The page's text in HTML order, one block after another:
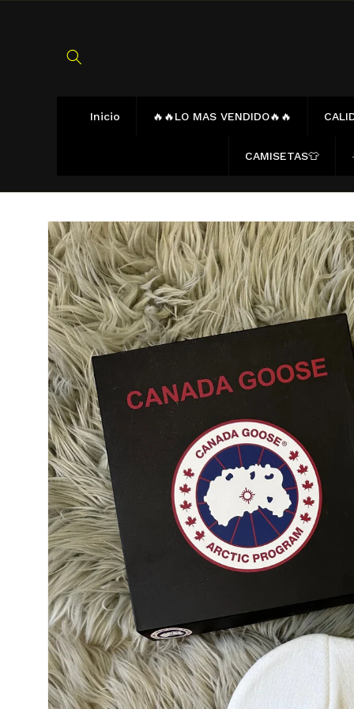
Inicio 🔥🔥LO MAS VENDIDO🔥🔥
CAMISETAS👕
directamente
a la
información
del producto